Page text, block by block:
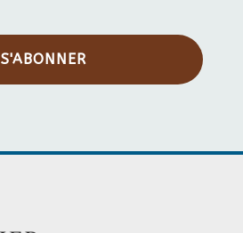
S'ABONNER